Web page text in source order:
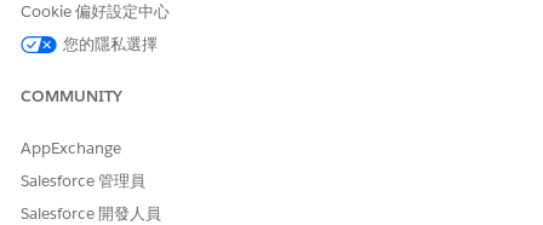
Agentforce IT 服務作為「服務代表」或「履行者」,而非「工作
我們取代「代理程式」之前,您可能會在一些地方看到「代理程
式」的原始使用,包括應用程式本身。
Cookie 偏好設定中心
您的隱私選擇
COMMUNITY
AppExchange
Salesforce 管理員
Salesforce 開發人員